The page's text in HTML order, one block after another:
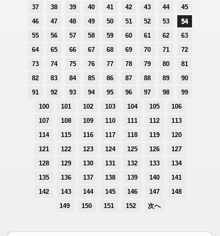
37
38 39 40 41 42 43 44
45
46
47 48 49 50 51 52 53
54
55
56 57 58 59 60 61 62
63
64
65 66 67 68 69 70 71
72
73
74 75 76 77 78 79 80
81
82
83 84 85 86 87 88 89
90
91
92 93 94 95 96 97 98
99
100
101 102 103 104 105
106
107
108 109 110 111 112
113
114
115 116 117 118 119
120
121
122 123 124 125 126
127
128
129 130 131 132 133
134
135
136 137 138 139 140
141
142
143 144 145 146 147
148
149
150 151 152 次へ